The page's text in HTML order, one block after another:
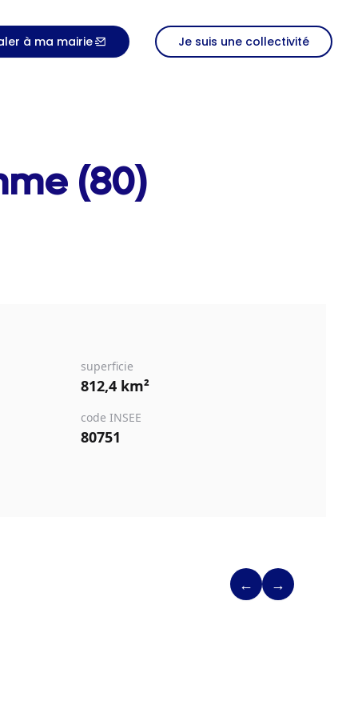
à ma mairie Je suis une collectivité
(80)
superficie
812,4 km²
code INSEE
80751
← →